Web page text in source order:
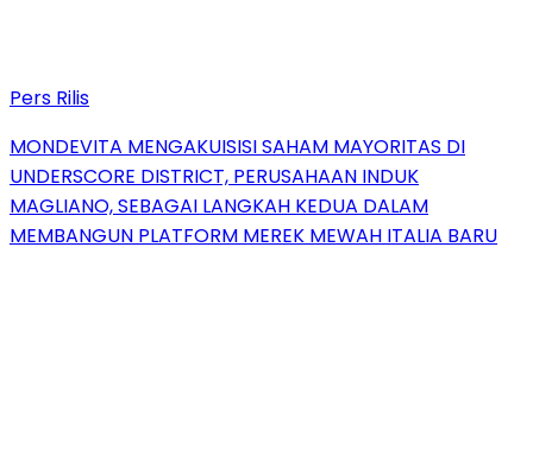
Pers Rilis
MONDEVITA MENGAKUISISI SAHAM MAYORITAS DI
UNDERSCORE DISTRICT, PERUSAHAAN INDUK
MAGLIANO, SEBAGAI LANGKAH KEDUA DALAM
MEMBANGUN PLATFORM MEREK MEWAH ITALIA BARU